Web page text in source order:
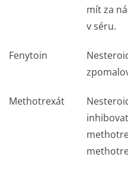
mít za
v séru.
Fenytoin
Methotrexát